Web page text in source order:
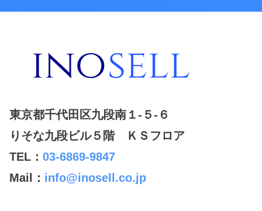
東京都千代田区九段南１-５-６
りそな九段ビル５階 ＫＳフロア
TEL： 03-6869-9847
Mail： info@inosell.co.jp